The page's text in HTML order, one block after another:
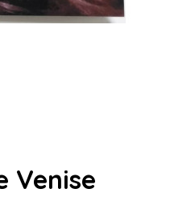
Venise